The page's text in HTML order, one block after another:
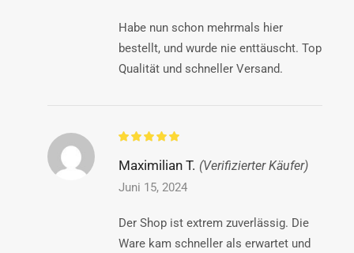
Habe nun schon mehrmals hier
bestellt, und wurde nie enttäuscht. Top
Qualität und schneller Versand.
Maximilian T. (Verifizierter Käufer)
Juni 15, 2024
Der Shop ist extrem zuverlässig. Die
Ware kam schneller als erwartet und